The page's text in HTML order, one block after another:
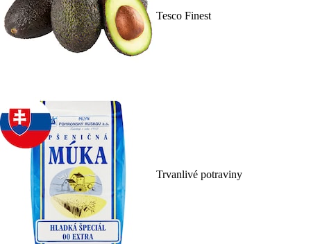
Tesco Finest
Trvanlivé potraviny